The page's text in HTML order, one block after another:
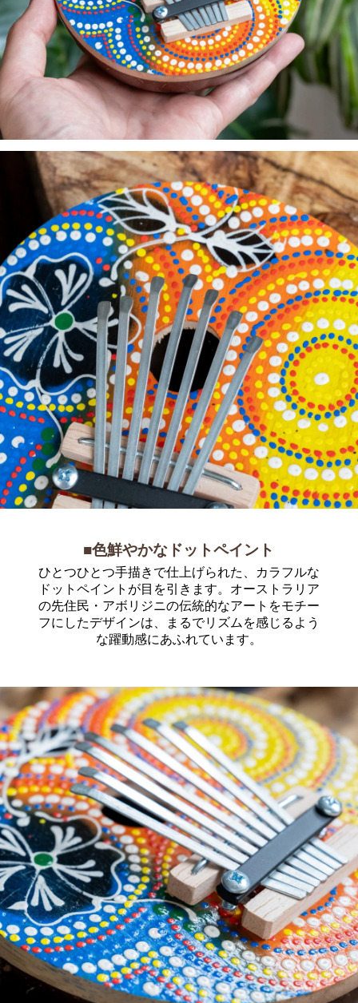
■色鮮やかなドットペイント
ひとつひとつ手描きで仕上げられた、カラフルな
ドットペイントが目を引きます。オーストラリア
の先住民・アボリジニの伝統的なアートをモチー
フにしたデザインは、まるでリズムを感じるよう
な躍動感にあふれています。